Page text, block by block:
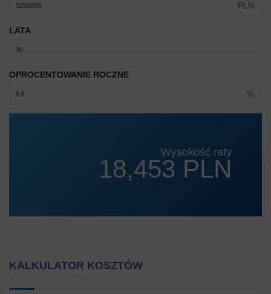
PLN
LATA
OPROCENTOWANIE ROCZNE
%
Wysokość raty
18,453 PLN
KALKULATOR KOSZTÓW